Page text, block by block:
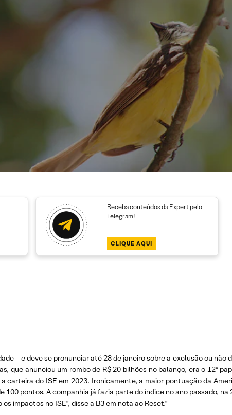
Receba conteúdos da Expert pelo
Telegram!
CLIQUE AQUI
– e deve se pronunciar até 28 de janeiro sobre a exclusão ou não
que anunciou um rombo de R$ 20 bilhões no balanço, era o 12º
carteira do ISE em 2023. Ironicamente, a maior pontuação da
pontos. A companhia já fazia parte do índice no ano passado, na
impactos no ISE”, disse a B3 em nota ao Reset.”